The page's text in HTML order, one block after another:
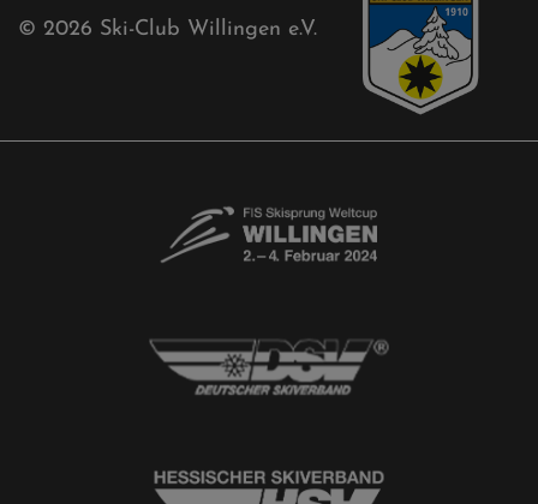
Free-Willis gesucht!
Ski-Club Willingen e.V.